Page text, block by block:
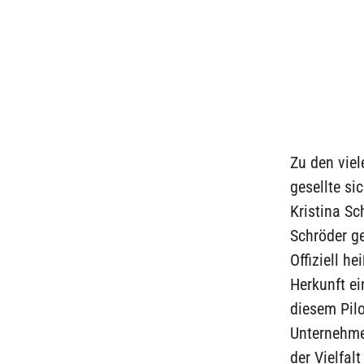
Zu den
gesellte
Kristina
Schröder
Offiziell
Herkunft
diesem
der